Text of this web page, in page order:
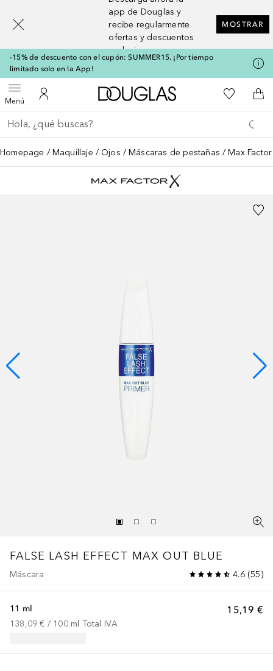
app de Douglas y
recibe regularmente
ofertas y descuentos
exclusivos
MOSTRAR
-15% de descuento con el cupón: SUMMER15. ¡Por tiempo
limitado solo en la App!
MenúAbrir menúMi cuenta
A Douglas HomeMi lista de
A
Regresar
Ejecutar búsqueda
Homepage Maquillaje Ojos Máscaras de pestañas Max
FALSE LASH EFFECT MAX OUT BLUE
Máscara 4.6(55)
15,19 €
11 ml
138,09 € / 100 ml Total IVA
[navigation.slideout.screenreader]